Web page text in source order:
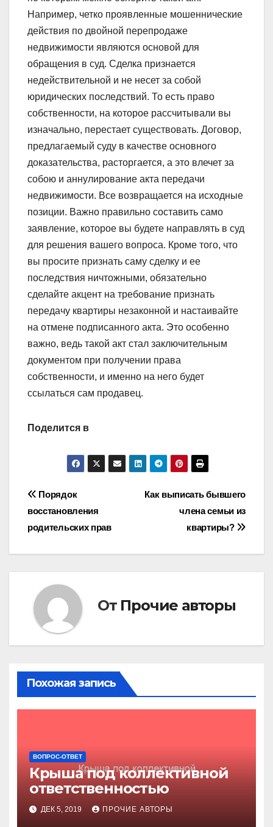
Например, четко проявленные мошеннические
действия по двойной перепродаже
недвижимости являются основой для
обращения в суд. Сделка признается
недействительной и не несет за собой
юридических последствий. То есть право
собственности, на которое рассчитывали вы
изначально, перестает существовать. Договор,
предлагаемый суду в качестве основного
доказательства, расторгается, а это влечет за
собою и аннулирование акта передачи
недвижимости. Все возвращается на исходные
позиции. Важно правильно составить само
заявление, которое вы будете направлять в суд
для решения вашего вопроса. Кроме того, что
вы просите признать саму сделку и ее
последствия ничтожными, обязательно
сделайте акцент на требование признать
передачу квартиры незаконной и настаивайте
на отмене подписанного акта. Это особенно
важно, ведь такой акт стал заключительным
документом при получении права
собственности, и именно на него будет
ссылаться сам продавец.
Поделится в
Навигация
по
записям
Как выписать бывшего
члена семьи из
квартиры?
Порядок
восстановления
родительских прав
От Прочие авторы
Похожая запись
ВОПРОС-ОТВЕТ
Крыша под коллективной
ответственностью
ДЕК 5, 2019 ПРОЧИЕ АВТОРЫ